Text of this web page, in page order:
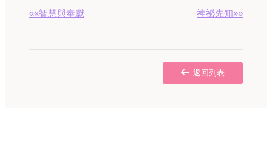
««智慧與奉獻 神祕先知»»
返回列表